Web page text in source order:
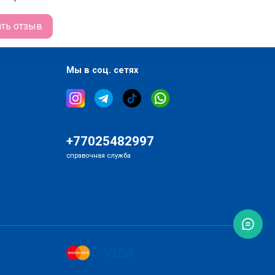
действующие компоненты:
способностью расщеплять питательные
Благодаря этому он восстанавливает целостность
усиливает микроциркуляцию крови, ускоряет
процессы, очищает кожи, выравнивает
улучшает цвет лица.
(4%) способствует стимуляции синтеза
обладает заживляющим, увлажняющим и
гамамелисаоказывает тонизирующее и
отзыв
Мы в соц. сетях
+77025482997
справочная служба